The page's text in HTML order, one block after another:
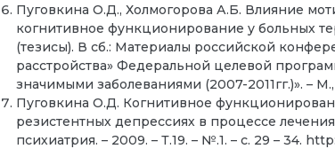
Пуговкина О.Д., Холмогорова А.Б. Влияние
когнитивное функционирование у больных
(тезисы). В сб.: Материалы российской
расстройства» Федеральной целевой
значимыми заболеваниями (2007-2011гг.)». – М.,
Пуговкина О.Д. Когнитивное
резистентных депрессиях в процессе
психиатрия. – 2009. – Т.19. – №.1. – с. 29 – 34.